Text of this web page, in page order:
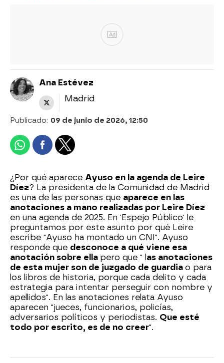
Ad
Ana Estévez
Madrid
Publicado: 09 de junio de 2026, 12:50
¿Por qué aparece Ayuso en la agenda de Leire
Díez? La presidenta de la Comunidad de Madrid
es una de las personas que aparece en las
anotaciones a mano realizadas por Leire Díez
en una agenda de 2025. En 'Espejo Público' le
preguntamos por este asunto por qué Leire
escribe "Ayuso ha montado un CNI". Ayuso
responde que desconoce a qué viene esa
anotación sobre ella pero que " l as anotaciones
de esta mujer son de juzgado de guardia o para
los libros de historia, porque cada delito y cada
estrategia para intentar perseguir con nombre y
apellidos". En las anotaciones relata Ayuso
aparecen "jueces, funcionarios, policías,
adversarios políticos y periodistas. Que esté
todo por escrito, es de no creer".